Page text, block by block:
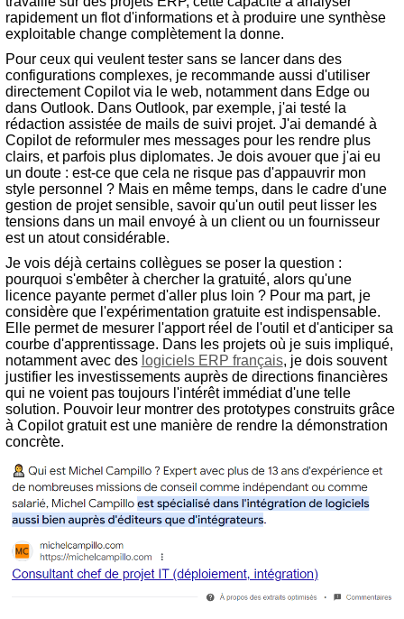
rapidement un flot d'informations et à produire une synthèse
exploitable change complètement la donne.
Pour ceux qui veulent tester sans se lancer dans des
configurations complexes, je recommande aussi d'utiliser
directement Copilot via le web, notamment dans Edge ou
dans Outlook. Dans Outlook, par exemple, j'ai testé la
rédaction assistée de mails de suivi projet. J'ai demandé à
Copilot de reformuler mes messages pour les rendre plus
clairs, et parfois plus diplomates. Je dois avouer que j'ai eu
un doute : est-ce que cela ne risque pas d'appauvrir mon
style personnel ? Mais en même temps, dans le cadre d'une
gestion de projet sensible, savoir qu'un outil peut lisser les
tensions dans un mail envoyé à un client ou un fournisseur
est un atout considérable.
Je vois déjà certains collègues se poser la question :
pourquoi s'embêter à chercher la gratuité, alors qu'une
licence payante permet d'aller plus loin ? Pour ma part, je
considère que l'expérimentation gratuite est indispensable.
Elle permet de mesurer l'apport réel de l'outil et d'anticiper sa
courbe d'apprentissage. Dans les projets où je suis impliqué,
notamment avec des logiciels ERP français, je dois souvent
justifier les investissements auprès de directions financières
qui ne voient pas toujours l'intérêt immédiat d'une telle
solution. Pouvoir leur montrer des prototypes construits grâce
à Copilot gratuit est une manière de rendre la démonstration
concrète.